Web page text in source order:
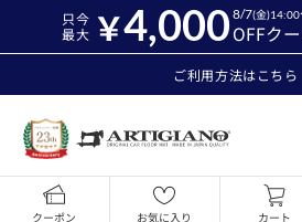
只今
最大
4,000OFFク
8/7(金)14:00
ご利用方法はこちら
クーポン お気に入り カート